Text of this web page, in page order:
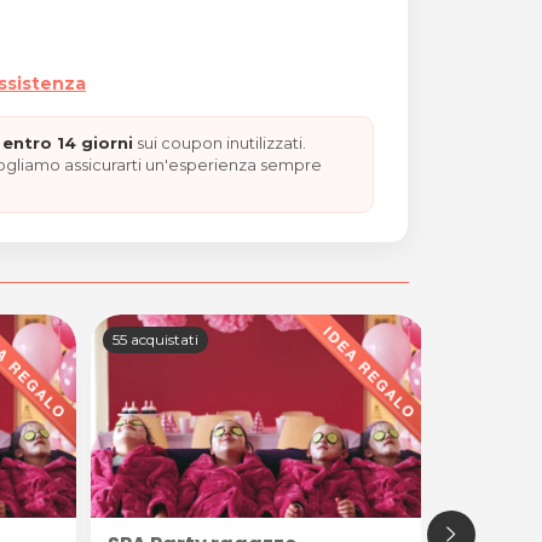
14 giorni sui coupon inutilizzati.
assicurarti un'esperienza sempre
55 acquistati